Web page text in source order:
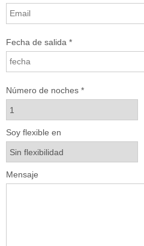
Fecha de salida *
Número de noches *
Soy flexible en
Mensaje